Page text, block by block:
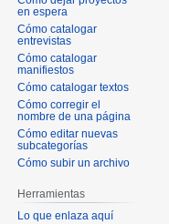
en espera
Cómo catalogar
entrevistas
Cómo catalogar
manifiestos
Cómo catalogar textos
Cómo corregir el
nombre de una página
Cómo editar nuevas
subcategorías
Cómo subir un archivo
Herramientas
Lo que enlaza aquí